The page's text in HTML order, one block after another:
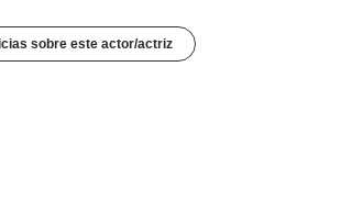
sobre este actor/actriz